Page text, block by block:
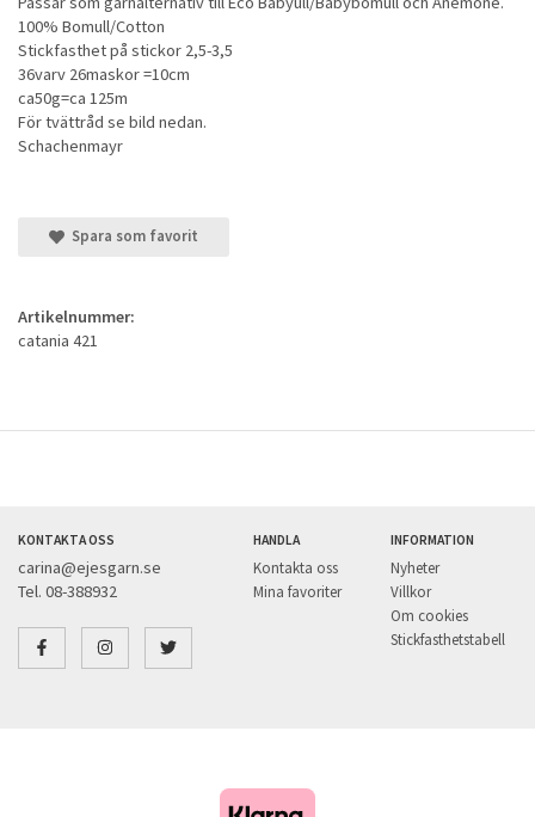
100% Bomull/Cotton
Stickfasthet på stickor 2,5-3,5
36varv 26maskor =10cm
ca50g=ca 125m
För tvättråd se bild nedan.
Schachenmayr
Spara som favorit
Artikelnummer:
catania 421
KONTAKTA OSS
carina@ejesgarn.se
Tel. 08-388932
HANDLA
Kontakta oss
Mina favoriter
INFORMATION
Nyheter
Villkor
Om cookies
Stickfasthetstabell